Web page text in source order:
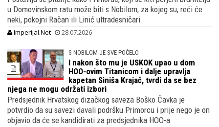
u Domovinskom ratu može biti s Nobilom, za kojeg su, reći će
neki, pokojni Račan ili Linić ultradesničari
Imperijal.Net 28.07.2026
S NOBILOM JE SVE POČELO
I nakon što mu je USKOK upao u dom
HOO-ovim Titanicom i dalje upravlja
kapetan Siniša Krajač, tvrdi da se bez
njega ne mogu održati izbori
Predsjednik Hrvatskog dizačkog saveza Boško Čavka je
potvrdio da su savezi davali podršku Primorcu i prije nego je on
objavio da će se kandidirati za predsjednika HOO-a